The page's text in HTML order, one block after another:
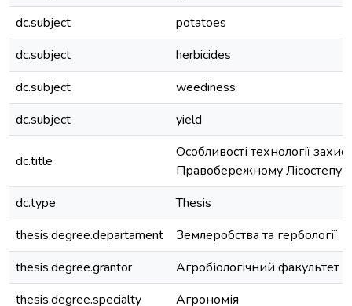
dc.subject
potatoes
dc.subject
herbicides
dc.subject
weediness
dc.subject
yield
dc.title
Особливості технології
Правобережному Лісостепу
dc.type
Thesis
thesis.degree.departament
Землеробства та гербології
thesis.degree.grantor
Агробіологічний факультет
thesis.degree.specialty
Агрономія